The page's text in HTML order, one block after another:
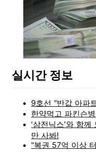
실시간 정보